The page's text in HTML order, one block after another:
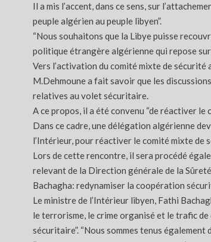
Il a mis l’accent, dans ce sens, sur
peuple algérien au peuple libyen”.
“Nous souhaitons que la Libye puisse
politique étrangère algérienne qui repose
Vers l’activation du comité mixte de sécurité
M.Dehmoune a fait savoir que les
relatives au volet sécuritaire.
A ce propos, il a été convenu “de réactiver
Dans ce cadre, une délégation algérienne
l’Intérieur, pour réactiver le comité mixte
Lors de cette rencontre, il sera procédé
relevant de la Direction générale de la
Bachagha: redynamiser la coopération
Le ministre de l’Intérieur libyen, Fathi
le terrorisme, le crime organisé et le trafic
sécuritaire”. “Nous sommes tenus